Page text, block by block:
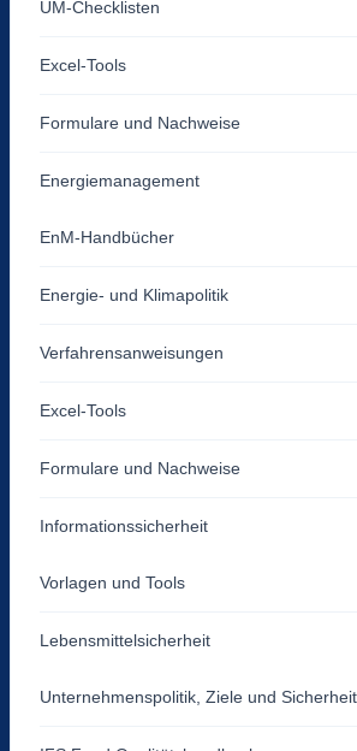
UM-Checklisten
Excel-Tools
Formulare und Nachweise
Energiemanagement
EnM-Handbücher
Energie- und Klimapolitik
Verfahrensanweisungen
Excel-Tools
Formulare und Nachweise
Informationssicherheit
Vorlagen und Tools
Lebensmittelsicherheit
Unternehmenspolitik, Ziele und